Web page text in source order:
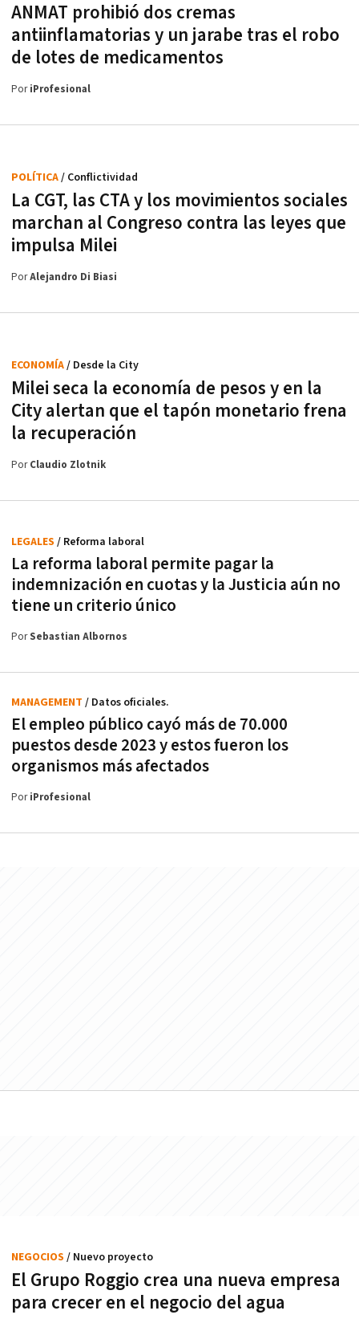
ANMAT prohibió dos cremas
antiinflamatorias y un jarabe tras el robo
de lotes de medicamentos
PoriProfesional
La CGT, las CTA y los movimientos sociales
marchan al Congreso contra las leyes que
impulsa Milei
POLÍTICA/ Conflictividad
PorAlejandro Di Biasi
Milei seca la economía de pesos y en la
City alertan que el tapón monetario frena
la recuperación
ECONOMÍA/ Desde la City
PorClaudio Zlotnik
La reforma laboral permite pagar la
indemnización en cuotas y la Justicia aún no
tiene un criterio único
LEGALES / Reforma laboral
PorSebastian Albornos
El empleo público cayó más de 70.000
puestos desde 2023 y estos fueron los
organismos más afectados
MANAGEMENT / Datos oficiales.
PoriProfesional
El Grupo Roggio crea una nueva empresa
para crecer en el negocio del agua
NEGOCIOS / Nuevo proyecto